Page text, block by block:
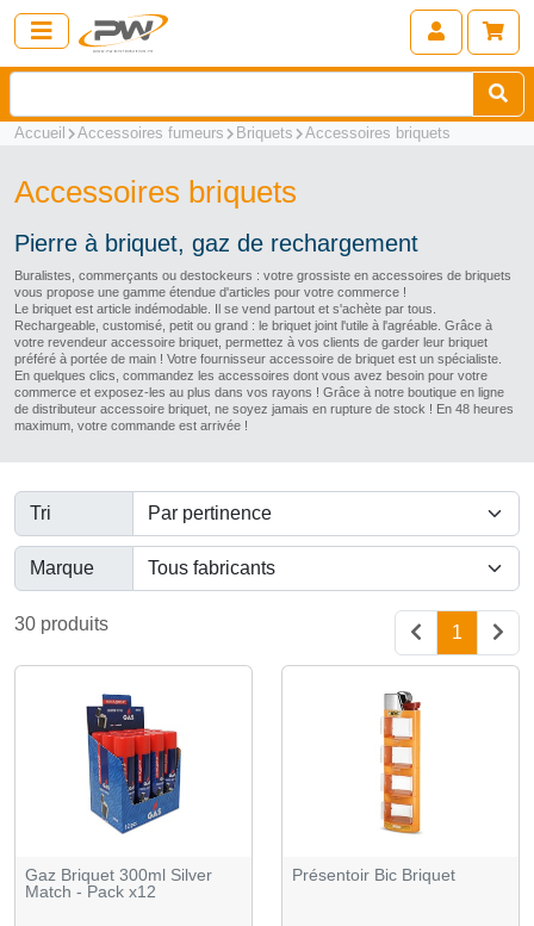
Accueil Accessoires fumeurs Briquets Accessoires briquets
Accessoires briquets
Pierre à briquet, gaz de rechargement
Buralistes, commerçants ou destockeurs : votre grossiste en accessoires de briquets
vous propose une gamme étendue d'articles pour votre commerce !
Le briquet est article indémodable. Il se vend partout et s'achète par tous.
Rechargeable, customisé, petit ou grand : le briquet joint l'utile à l'agréable. Grâce à
votre revendeur accessoire briquet, permettez à vos clients de garder leur briquet
préféré à portée de main ! Votre fournisseur accessoire de briquet est un spécialiste.
En quelques clics, commandez les accessoires dont vous avez besoin pour votre
commerce et exposez-les au plus dans vos rayons ! Grâce à notre boutique en ligne
de distributeur accessoire briquet, ne soyez jamais en rupture de stock ! En 48 heures
maximum, votre commande est arrivée !
Tri
Marque
30 produits 1
Gaz Briquet 300ml Silver
Match - Pack x12
Présentoir Bic Briquet